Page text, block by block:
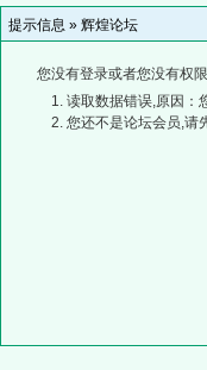
提示信息 » 辉煌论坛
您没有登录或者您没有权
读取数据错误,原因：
您还不是论坛会员,请